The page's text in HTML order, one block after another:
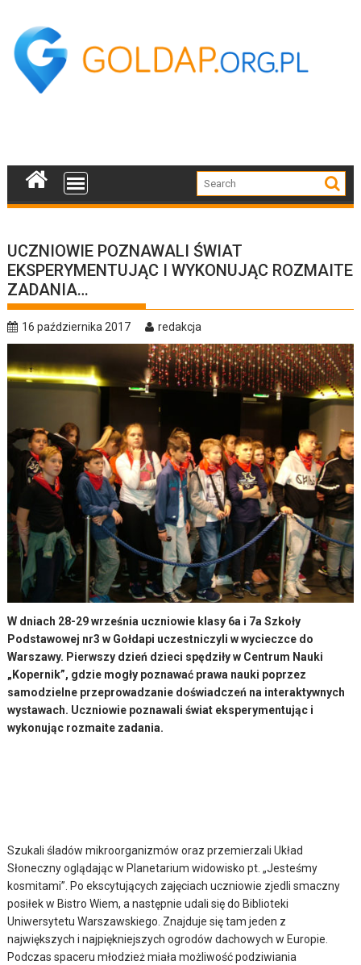
content
UCZNIOWIE POZNAWALI ŚWIAT
EKSPERYMENTUJĄC I WYKONUJĄC ROZMAITE
ZADANIA…
16 października 2017 redakcja
W dniach 28-29 września uczniowie klasy 6a i 7a Szkoły
Podstawowej nr3 w Gołdapi uczestniczyli w wycieczce do
Warszawy. Pierwszy dzień dzieci spędziły w Centrum Nauki
„Kopernik”, gdzie mogły poznawać prawa nauki poprzez
samodzielne przeprowadzanie doświadczeń na interaktywnych
wystawach. Uczniowie poznawali świat eksperymentując i
wykonując rozmaite zadania.
Szukali śladów mikroorganizmów oraz przemierzali Układ
Słoneczny oglądając w Planetarium widowisko pt. „Jesteśmy
kosmitami”. Po ekscytujących zajęciach uczniowie zjedli smaczny
posiłek w Bistro Wiem, a następnie udali się do Biblioteki
Uniwersytetu Warszawskiego. Znajduje się tam jeden z
największych i najpiękniejszych ogrodów dachowych w Europie.
Podczas spaceru młodzież miała możliwość podziwiania